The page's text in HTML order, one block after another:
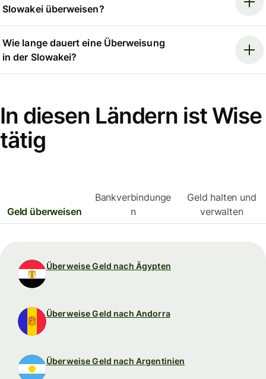
Slowakei überweisen?
Wie lange dauert eine Überweisung
in der Slowakei?
In diesen Ländern ist Wise
tätig
Geld überweisen
Bankverbindunge
n
Geld halten und
verwalten
Überweise Geld nach Ägypten
Überweise Geld nach Andorra
Überweise Geld nach Argentinien